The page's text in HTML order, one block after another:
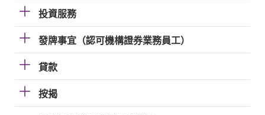
投資服務
發牌事宜（認可機構證券業務員工）
貸款
按揭